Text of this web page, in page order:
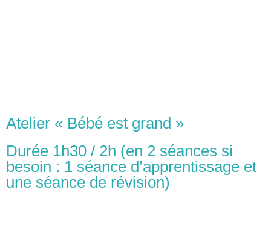
Atelier « Bébé est grand »
Durée 1h30 / 2h (en 2 séances si
besoin : 1 séance d’apprentissage et
une séance de révision)